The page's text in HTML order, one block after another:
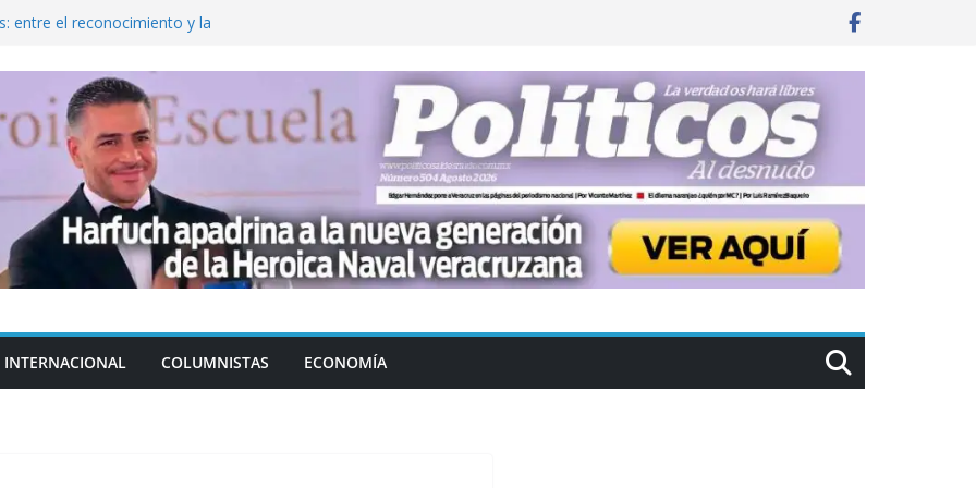
entre el reconocimiento y la
Unidos
a escuelas para dejar el esquema
política en casos de desafuero
Ciudadano
punzante a cuatro hombres
INTERNACIONAL COLUMNISTAS ECONOMÍA